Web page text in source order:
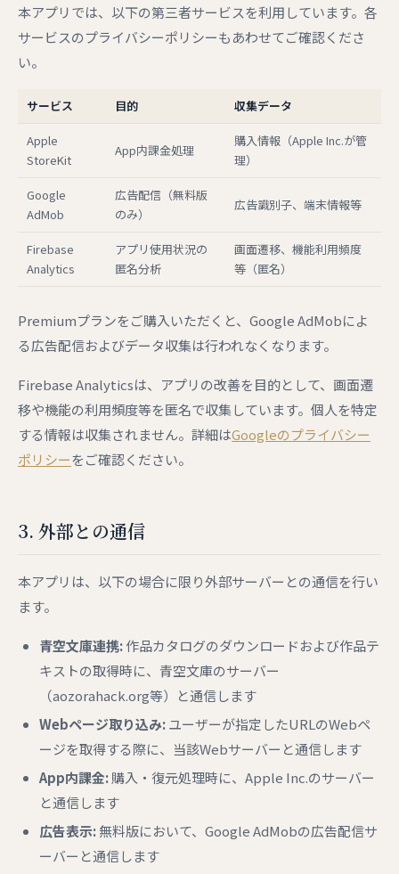
本アプリでは、以下の第三者サービスを利用しています。各
サービスのプライバシーポリシーもあわせてご確認くださ
い。
サービス 目的 収集データ
Apple
StoreKit
App内課金処理
購入情報（Apple Inc.が管
理）
Google
AdMob
広告配信（無料版
のみ）
広告識別子、端末情報等
Firebase
Analytics
アプリ使用状況の
匿名分析
画面遷移、機能利用頻度
等（匿名）
Premiumプランをご購入いただくと、Google AdMobによ
る広告配信およびデータ収集は行われなくなります。
Firebase Analyticsは、アプリの改善を目的として、画面遷
移や機能の利用頻度等を匿名で収集しています。個人を特定
する情報は収集されません。詳細はGoogleのプライバシー
ポリシーをご確認ください。
3. 外部との通信
本アプリは、以下の場合に限り外部サーバーとの通信を行い
ます。
青空文庫連携:作品カタログのダウンロードおよび作品テ
キストの取得時に、青空文庫のサーバー
（aozorahack.org等）と通信します
Webページ取り込み:ユーザーが指定したURLのWebペ
ージを取得する際に、当該Webサーバーと通信します
App内課金:購入・復元処理時に、Apple Inc.のサーバー
と通信します
広告表示:無料版において、Google AdMobの広告配信サ
ーバーと通信します